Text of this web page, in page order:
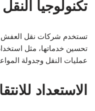
تكنولوجيا
تستخدم شركات نقل العفش
تحسين خدماتها، مثل
عمليات النقل وجدولة
الاستعداد